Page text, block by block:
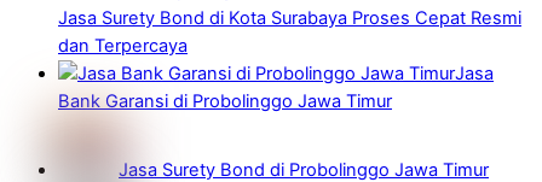
Jasa Surety Bond di Kota Surabaya Proses Cepat Resmi
dan Terpercaya
Jasa
Bank Garansi di Probolinggo Jawa Timur
Jasa Surety Bond di Probolinggo Jawa Timur